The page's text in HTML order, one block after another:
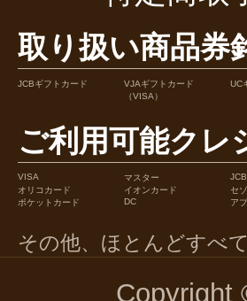
取り扱い商品券
JCBギフトカード
VJAギフトカード
（VISA）
UC
ご利用可能クレ
VISA マスター JCB
オリコカード
イオンカード セ
ポケットカード
DC ア
その他、ほとんどすべ
Copyright